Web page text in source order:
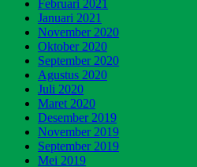
Februari 2021
Januari 2021
November 2020
Oktober 2020
September 2020
Agustus 2020
Juli 2020
Maret 2020
Desember 2019
November 2019
September 2019
Mei 2019